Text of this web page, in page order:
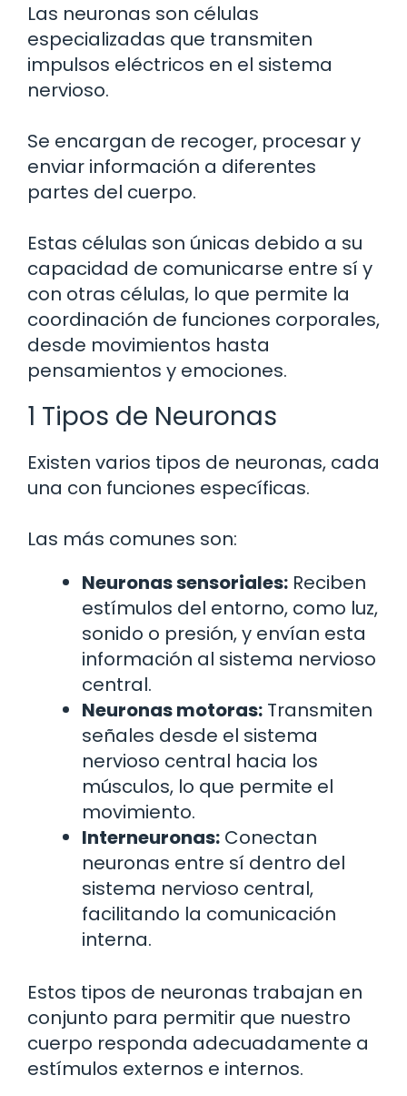
Las neuronas son células
especializadas que transmiten
impulsos eléctricos en el sistema
nervioso.
Se encargan de recoger, procesar y
enviar información a diferentes
partes del cuerpo.
Estas células son únicas debido a su
capacidad de comunicarse entre sí y
con otras células, lo que permite la
coordinación de funciones corporales,
desde movimientos hasta
pensamientos y emociones.
1 Tipos de Neuronas
Existen varios tipos de neuronas, cada
una con funciones específicas.
Las más comunes son:
Neuronas sensoriales: Reciben
estímulos del entorno, como luz,
sonido o presión, y envían esta
información al sistema nervioso
central.
Neuronas motoras: Transmiten
señales desde el sistema
nervioso central hacia los
músculos, lo que permite el
movimiento.
Interneuronas: Conectan
neuronas entre sí dentro del
sistema nervioso central,
facilitando la comunicación
interna.
Estos tipos de neuronas trabajan en
conjunto para permitir que nuestro
cuerpo responda adecuadamente a
estímulos externos e internos.